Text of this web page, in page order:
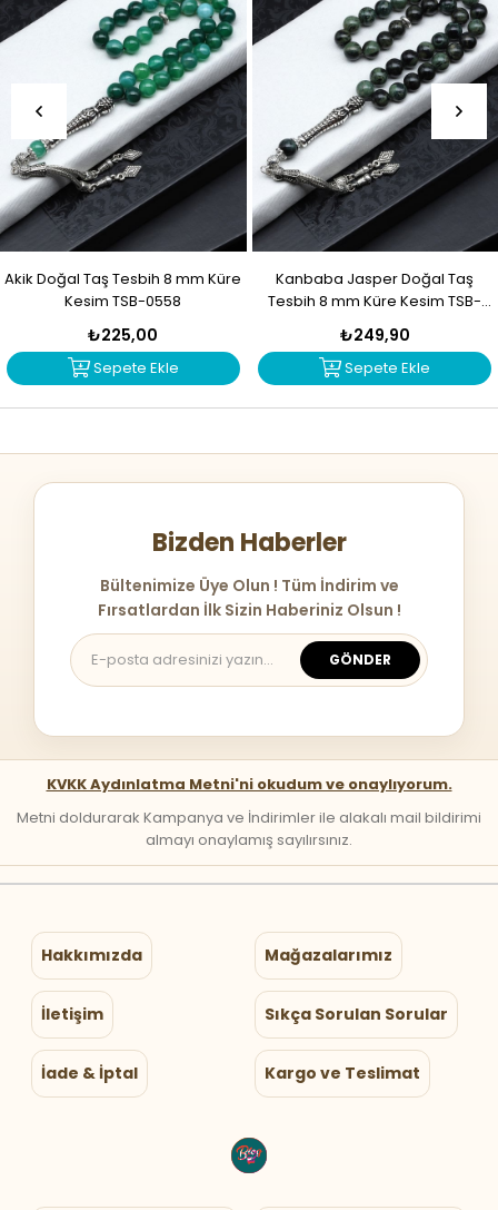
Akik Doğal Taş Tesbih 8 mm Küre
Kesim TSB-0558
₺225,00
Sepete Ekle
Kanbaba Jasper Doğal Taş
Tesbih 8 mm Küre Kesim TSB-
0557
₺249,90
Sepete Ekle
Bizden Haberler
Bültenimize Üye Olun ! Tüm İndirim ve
Fırsatlardan İlk Sizin Haberiniz Olsun !
GÖNDER
KVKK Aydınlatma Metni'ni okudum ve onaylıyorum.
Metni doldurarak Kampanya ve İndirimler ile alakalı mail bildirimi
almayı onaylamış sayılırsınız.
Hakkımızda Mağazalarımız
İletişim Sıkça Sorulan Sorular
İade & İptal Kargo ve Teslimat